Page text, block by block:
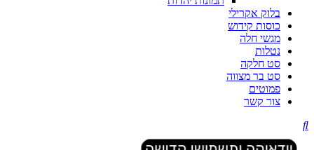
בלוק אקרילי
כוסות קידוש
מגשי חלה
נטלות
סט חלקה
סט בר מצווה
פמוטים
צור קשר